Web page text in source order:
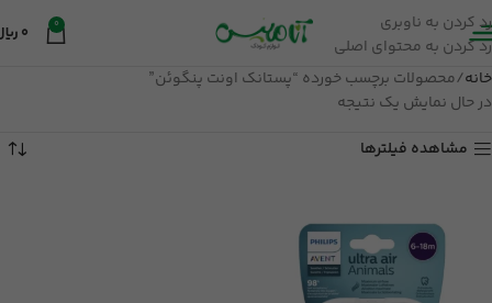
رد کردن به ناوبری
رد کردن به محتوای اصلی
0
0
خانه محصولات برچسب خورده “پستانک اونت پنگوئن”
در حال نمایش یک نتیجه
مشاهده فیلترها